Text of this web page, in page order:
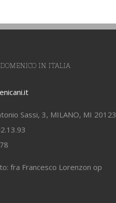
IN ITALIA
Sassi, 3, MILANO, MI 20123
fra Francesco Lorenzon op